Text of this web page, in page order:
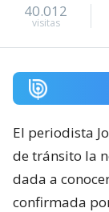
40.012
visitas
El periodista
de tránsito la
dada a
confirmada